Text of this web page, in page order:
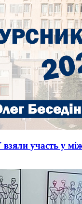
участь у